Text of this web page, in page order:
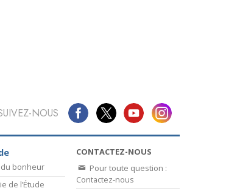
NOUS
du bonheur
de l’Étude
CONTACTEZ-NOUS
Pour toute question :
Contactez-nous